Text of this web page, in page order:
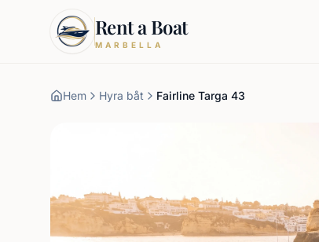
Rent a Boat
MARBELLA
Hem Hyra båt Fairline Targa 43